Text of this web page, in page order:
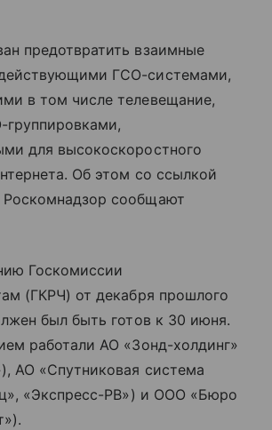
предотвратить взаимные
ГСО-системами,
в том числе телевещание,
для высокоскоростного
Об этом со ссылкой
сообщают
Госкомиссии
(ГКРЧ) от декабря прошлого
был быть готов к 30 июня.
работали АО «Зонд-холдинг»
АО «Спутниковая система
«Экспресс-РВ») и ООО «Бюро